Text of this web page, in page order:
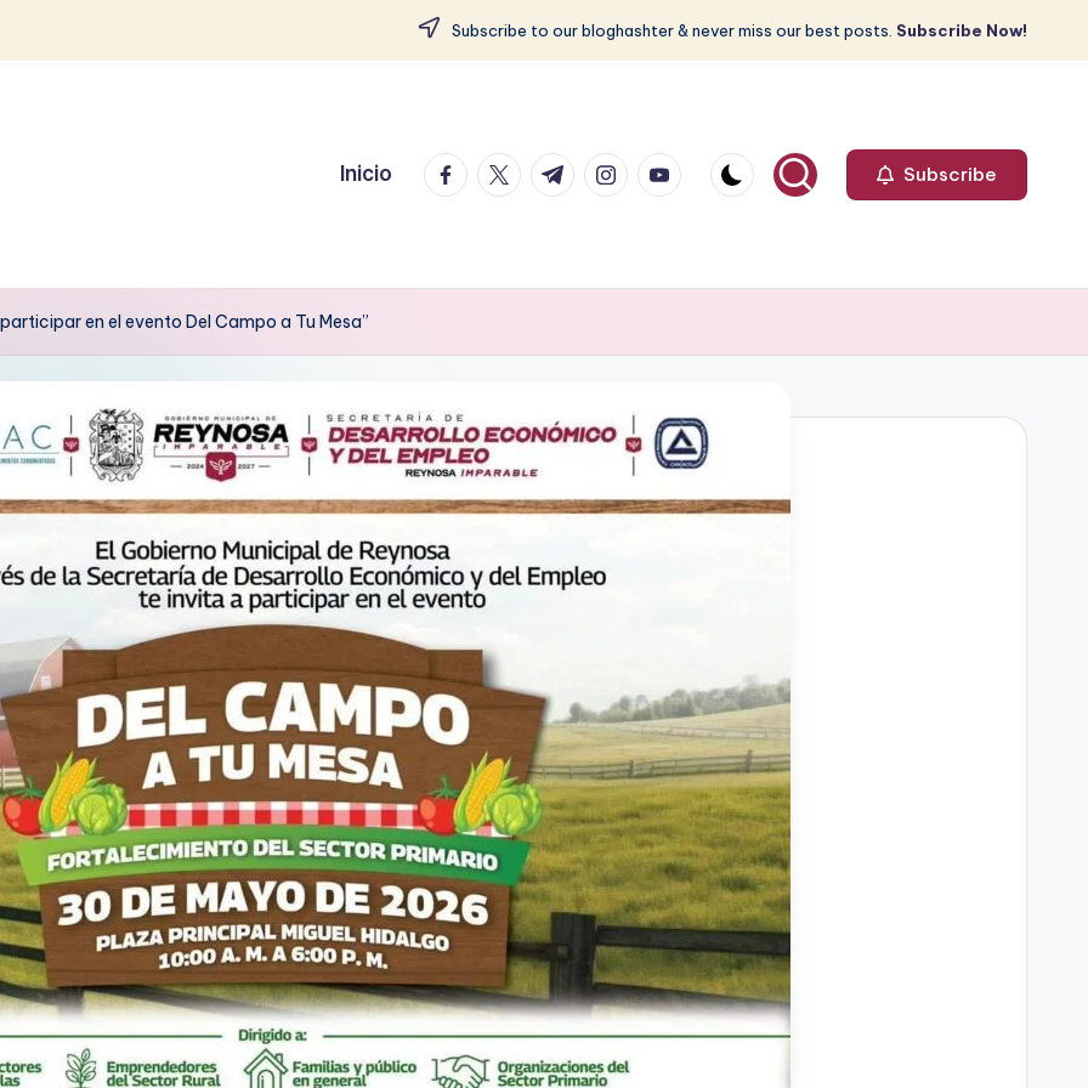
Subscribe to our bloghashter & never miss our best posts. Subscribe Now!
Inicio facebook.com
twitter.com
t.me instagram.com
youtube.com Subscribe
en el evento Del Campo a Tu Mesa”